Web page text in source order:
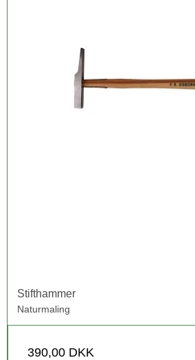
Stifthammer
Naturmaling
390,00 DKK